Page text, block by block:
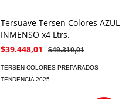
Tersuave Tersen Colores AZUL
INMENSO x4 Ltrs.
$39.448,01
$49.310,01
TERSEN COLORES PREPARADOS
TENDENCIA 2025